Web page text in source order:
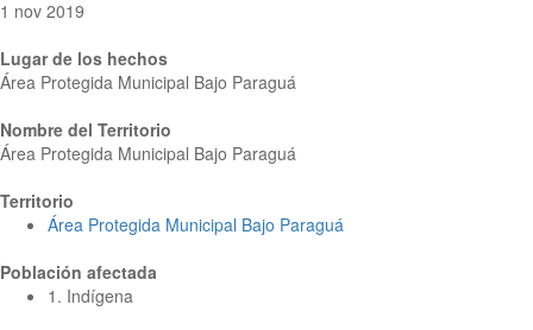
1 nov 2019
Lugar de los hechos
Área Protegida Municipal Bajo Paraguá
Nombre del Territorio
Área Protegida Municipal Bajo Paraguá
Territorio
Área Protegida Municipal Bajo Paraguá
Población afectada
1. Indígena